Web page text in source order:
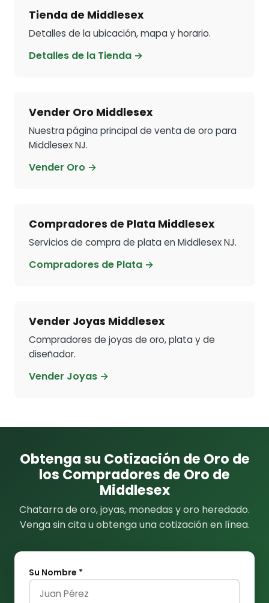
Tienda de Middlesex
Detalles de la ubicación, mapa y horario.
Detalles de la Tienda →
Vender Oro Middlesex
Nuestra página principal de venta de oro para
Middlesex NJ.
Vender Oro →
Compradores de Plata Middlesex
Servicios de compra de plata en Middlesex NJ.
Compradores de Plata →
Vender Joyas Middlesex
Compradores de joyas de oro, plata y de
diseñador.
Vender Joyas →
Obtenga su Cotización de Oro de
los Compradores de Oro de
Middlesex
Chatarra de oro, joyas, monedas y oro heredado.
Venga sin cita u obtenga una cotización en línea.
Su Nombre *